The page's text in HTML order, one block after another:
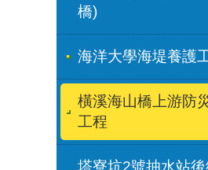
橋)
海洋大學海堤養護
橫溪海山橋上游防
工程
塔寮坑2號抽水站